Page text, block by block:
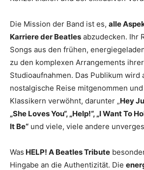
Die Mission der Band ist es, alle
Karriere der Beatles abzudecken. Ihr
Songs aus den frühen,
zu den komplexen Arrangements
Studioaufnahmen. Das Publikum wird
nostalgische Reise mitgenommen
Klassikern verwöhnt, darunter „Hey
„She Loves You“, „Help!“, „I Want To
It Be“ und viele, viele andere
Was HELP! A Beatles Tribute
Hingabe an die Authentizität. Die